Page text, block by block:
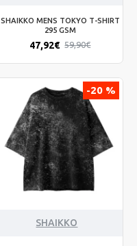
SHAIKKO MENS TOKYO T-SHIRT
295 GSM
47,92€ 59,90€
-20 %
SHAIKKO